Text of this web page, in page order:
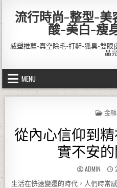
流行時尚-整型-
酸-美白-瘦
威塑推薦-真空除毛-打鼾-狐臭-雙
晶
MENU
金
從內心信仰到
實不安
AUTHOR:
ADMIN
生活在快速變遷的時代，人們時常